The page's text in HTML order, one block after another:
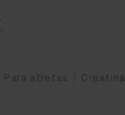
Para atletas Creatina